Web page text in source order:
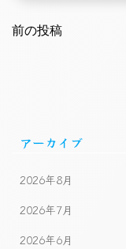
navigation
前の投稿
アーカイブ
2026年8月
2026年7月
2026年6月